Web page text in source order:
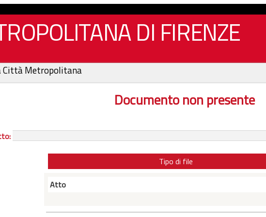
DI FIRENZE
Città Metropolitana
Documento non presente
Tipo di file
Atto